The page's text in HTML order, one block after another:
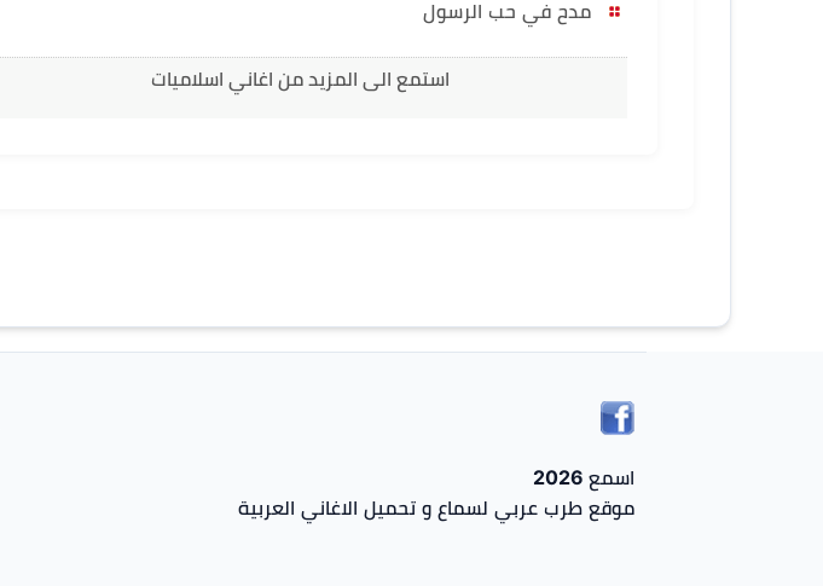
مدح في حب الرسول
استمع الى المزيد من اغاني اسلاميات
اسمع 2026
موقع طرب عربي لسماع و تحميل الاغاني العربية